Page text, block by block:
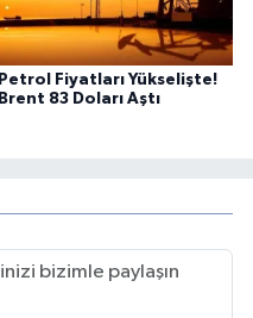
Petrol Fiyatları Yükselişte!
Brent 83 Doları Aştı